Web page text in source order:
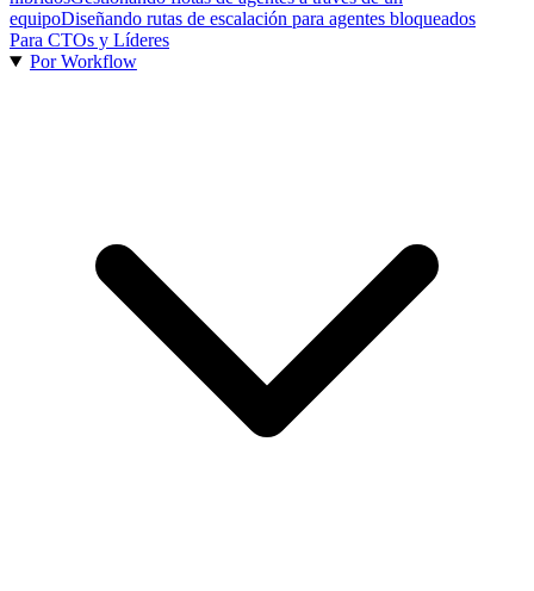
equipoDiseñando rutas de escalación para agentes bloqueados
Para CTOs y Líderes
Por Workflow